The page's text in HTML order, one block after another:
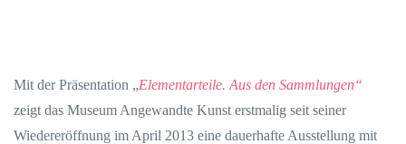
Mit der Präsentation „Elementarteile. Aus den Sammlungen“
zeigt das Museum Angewandte Kunst erstmalig seit seiner
Wiedereröffnung im April 2013 eine dauerhafte Ausstellung mit